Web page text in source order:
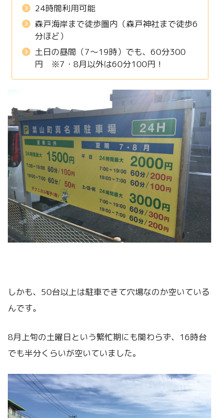
24時間利用可能
森戸海岸まで徒歩圏内（森戸神社まで徒歩6
分ほど）
土日の昼間（7～19時）でも、60分300
円 ※7・8月以外は60分100円！
しかも、50台以上は駐車できて穴場なのか空いている
んです。
8月上旬の土曜日という繁忙期にも関わらず、16時台
でも半分くらいが空いていました。